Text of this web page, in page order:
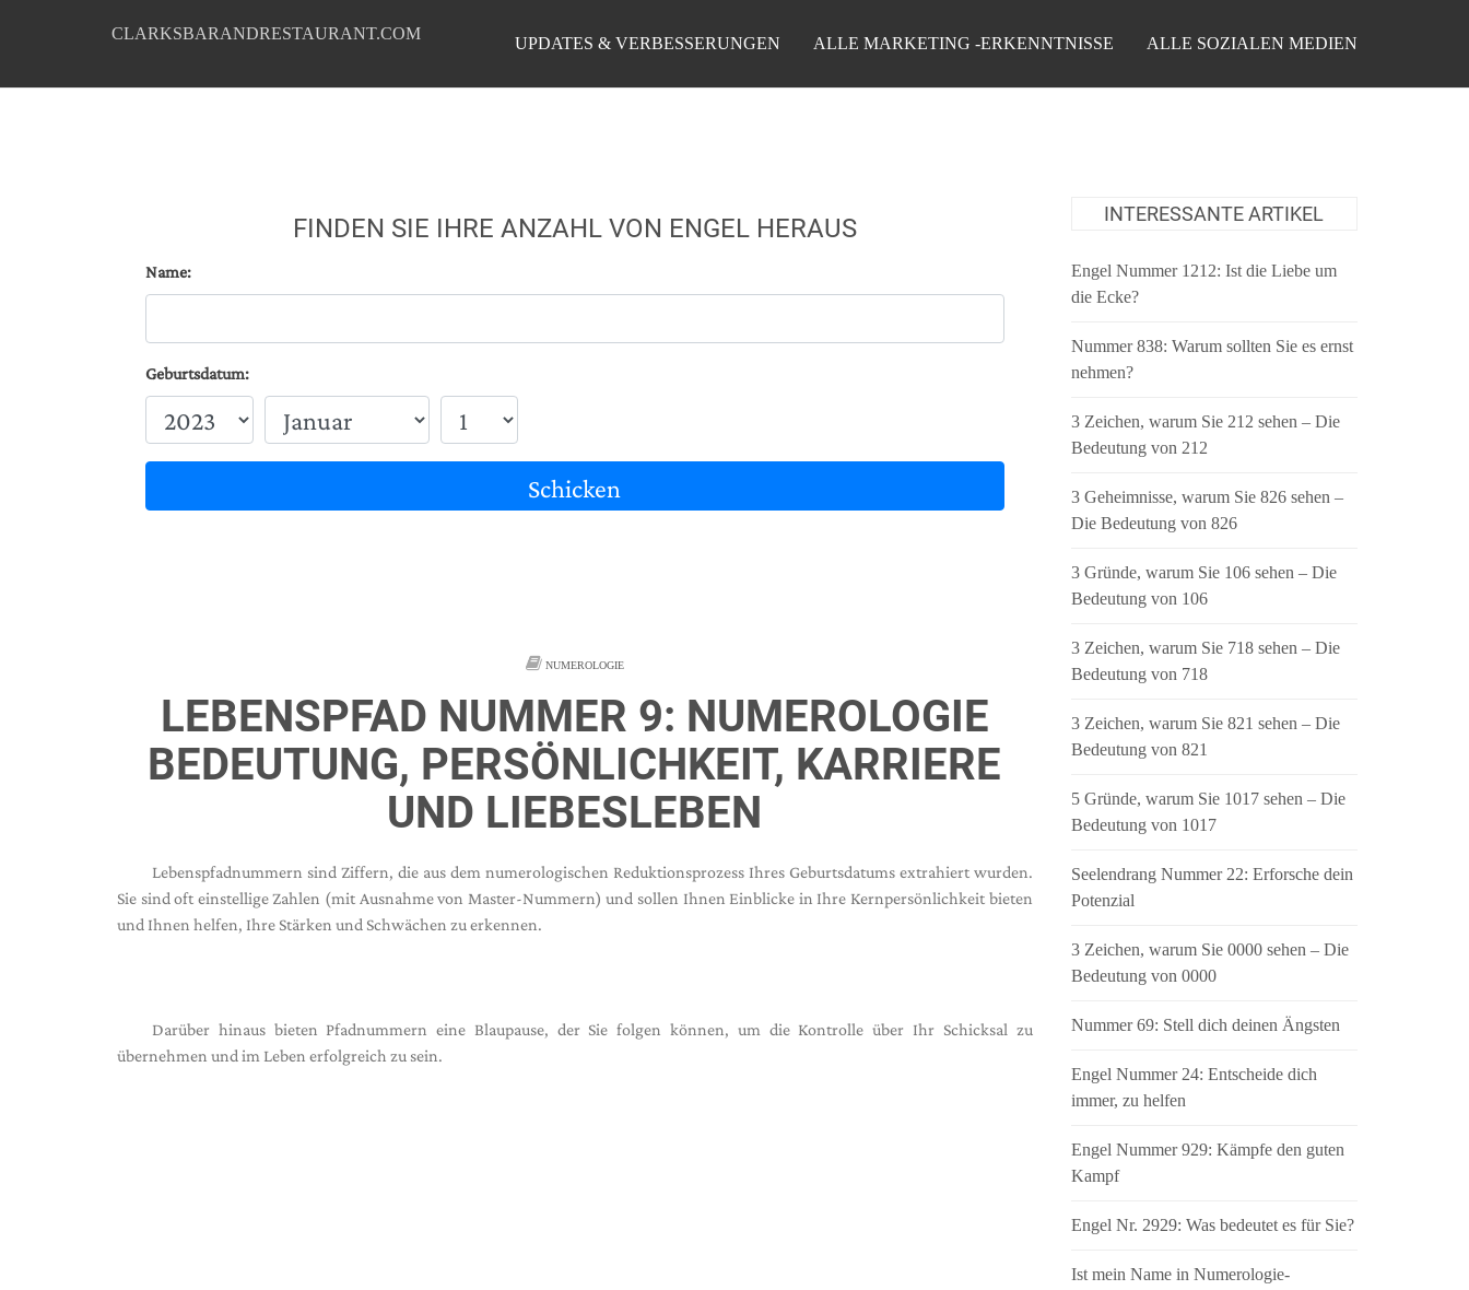
CLARKSBARANDRESTAURANT.COM
UPDATES & VERBESSERUNGEN ALLE MARKETING -ERKENNTNISSE ALLE SOZIALEN MEDIEN
FINDEN SIE IHRE ANZAHL VON ENGEL HERAUS
Name:
Geburtsdatum:
Schicken
NUMEROLOGIE
LEBENSPFAD NUMMER 9: NUMEROLOGIE
BEDEUTUNG, PERSÖNLICHKEIT, KARRIERE
UND LIEBESLEBEN
Lebenspfadnummern sind Ziffern, die aus dem numerologischen Reduktionsprozess Ihres Geburtsdatums extrahiert wurden.
Sie sind oft einstellige Zahlen (mit Ausnahme von Master-Nummern) und sollen Ihnen Einblicke in Ihre Kernpersönlichkeit bieten
und Ihnen helfen, Ihre Stärken und Schwächen zu erkennen.
Darüber hinaus bieten Pfadnummern eine Blaupause, der Sie folgen können, um die Kontrolle über Ihr Schicksal zu
übernehmen und im Leben erfolgreich zu sein.
INTERESSANTE ARTIKEL
Engel Nummer 1212: Ist die Liebe um
die Ecke?
Nummer 838: Warum sollten Sie es ernst
nehmen?
3 Zeichen, warum Sie 212 sehen – Die
Bedeutung von 212
3 Geheimnisse, warum Sie 826 sehen –
Die Bedeutung von 826
3 Gründe, warum Sie 106 sehen – Die
Bedeutung von 106
3 Zeichen, warum Sie 718 sehen – Die
Bedeutung von 718
3 Zeichen, warum Sie 821 sehen – Die
Bedeutung von 821
5 Gründe, warum Sie 1017 sehen – Die
Bedeutung von 1017
Seelendrang Nummer 22: Erforsche dein
Potenzial
3 Zeichen, warum Sie 0000 sehen – Die
Bedeutung von 0000
Nummer 69: Stell dich deinen Ängsten
Engel Nummer 24: Entscheide dich
immer, zu helfen
Engel Nummer 929: Kämpfe den guten
Kampf
Engel Nr. 2929: Was bedeutet es für Sie?
Ist mein Name in Numerologie-